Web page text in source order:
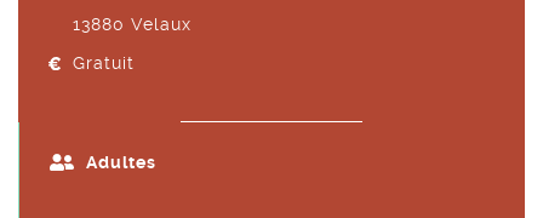
13880 Velaux
Gratuit
Adultes